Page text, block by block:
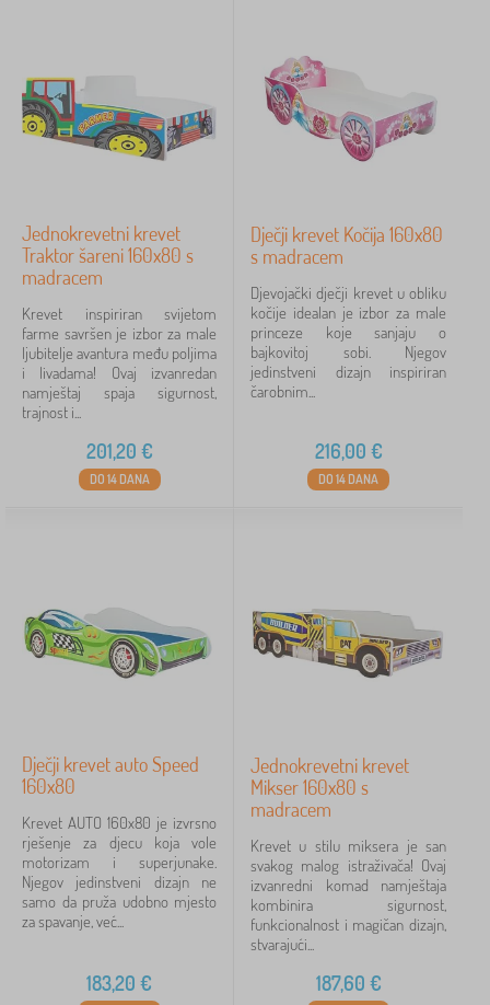
Jednokrevetni krevet
Traktor šareni 160x80 s
madracem
Krevet inspiriran svijetom
farme savršen je izbor za male
ljubitelje avantura među poljima
i livadama! Ovaj izvanredan
namještaj spaja sigurnost,
trajnost i...
201,20 €
DO 14 DANA
Dječji krevet Kočija 160x80
s madracem
Djevojački dječji krevet u obliku
kočije idealan je izbor za male
princeze koje sanjaju o
bajkovitoj sobi. Njegov
jedinstveni dizajn inspiriran
čarobnim...
216,00 €
DO 14 DANA
Dječji krevet auto Speed
160x80
Krevet AUTO 160x80 je izvrsno
rješenje za djecu koja vole
motorizam i superjunake.
Njegov jedinstveni dizajn ne
samo da pruža udobno mjesto
za spavanje, već...
183,20 €
Jednokrevetni krevet
Mikser 160x80 s
madracem
Krevet u stilu miksera je san
svakog malog istraživača! Ovaj
izvanredni komad namještaja
kombinira sigurnost,
funkcionalnost i magičan dizajn,
stvarajući...
187,60 €